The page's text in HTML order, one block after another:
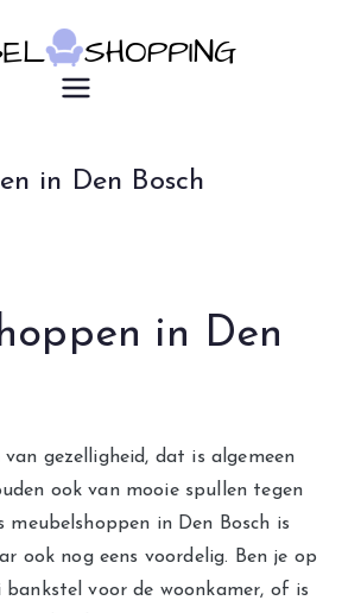
Meubelsho
pping
u7183p16603
in Den Bosch
in Den
van gezelligheid, dat is algemeen
ook van mooie spullen tegen
meubelshoppen in Den Bosch is
ook nog eens voordelig. Ben je op
bankstel voor de woonkamer, of is